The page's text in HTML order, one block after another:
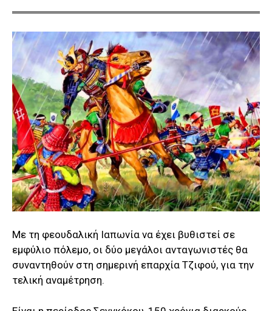
Με τη φεουδαλική Ιαπωνία να έχει βυθιστεί σε
εμφύλιο πόλεμο, οι δύο μεγάλοι ανταγωνιστές θα
συναντηθούν στη σημερινή επαρχία Τζιφού, για την
τελική αναμέτρηση.